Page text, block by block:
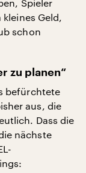
Spieler
Geld,
schon
zu planen“
befürchtete
aus, die
Dass die
nächste